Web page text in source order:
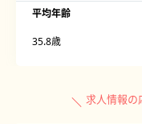
平均年齢
35.8歳
求人情報の